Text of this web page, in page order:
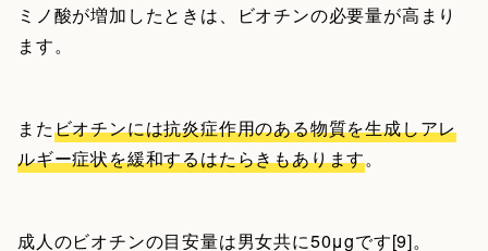
ミノ酸が増加したときは、ビオチンの必要量が高まり
ます。
またビオチンには抗炎症作用のある物質を生成しアレ
ルギー症状を緩和するはたらきもあります。
成人のビオチンの目安量は男女共に50μgです[9]。